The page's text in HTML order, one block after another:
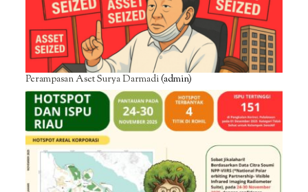
Perampasan Aset Surya Darmadi(admin)